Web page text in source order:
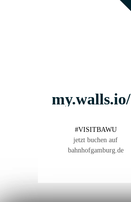
#VISITBAWU
jetzt buchen auf
bahnhofgamburg.de